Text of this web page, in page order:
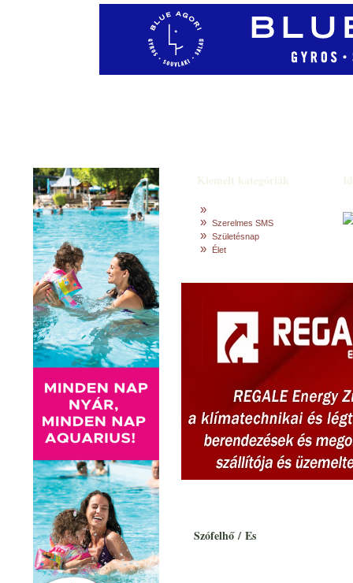
»
» Szerelmes SMS
» Születésnap
» Élet
Szófelhő / Es